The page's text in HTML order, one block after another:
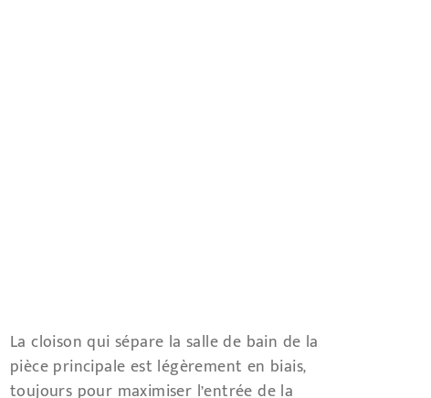
La cloison qui sépare la salle de bain de la
pièce principale est légèrement en biais,
toujours pour maximiser l’entrée de la